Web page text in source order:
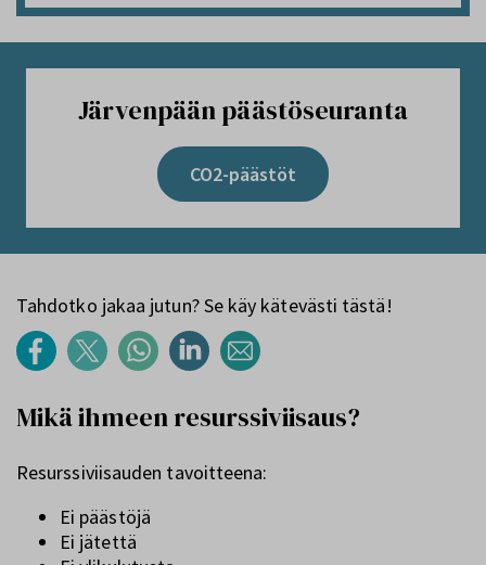
Järvenpään päästöseuranta
CO2-päästöt
Tahdotko jakaa jutun? Se käy kätevästi tästä!
Mikä ihmeen resurssiviisaus?
Resurssiviisauden tavoitteena:
Ei päästöjä
Ei jätettä